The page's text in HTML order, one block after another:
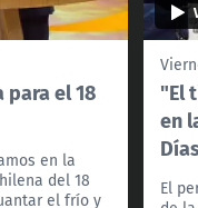
para el 18
en la
del 18
el frío y
"El
en
El